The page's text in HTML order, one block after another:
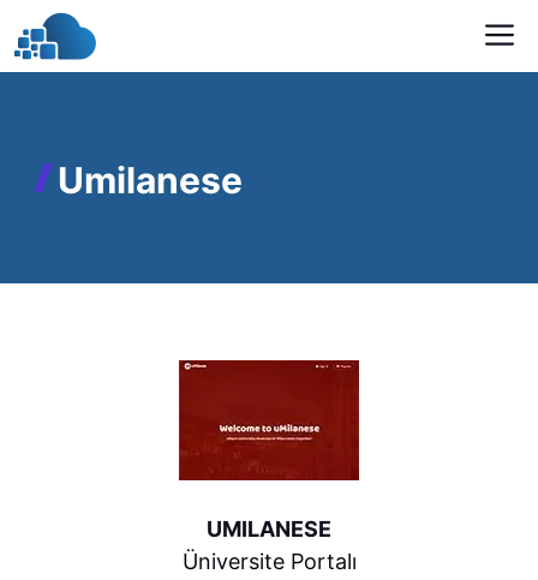
İçeriğe
atla
Umilanese
UMILANESE
Üniversite Portalı